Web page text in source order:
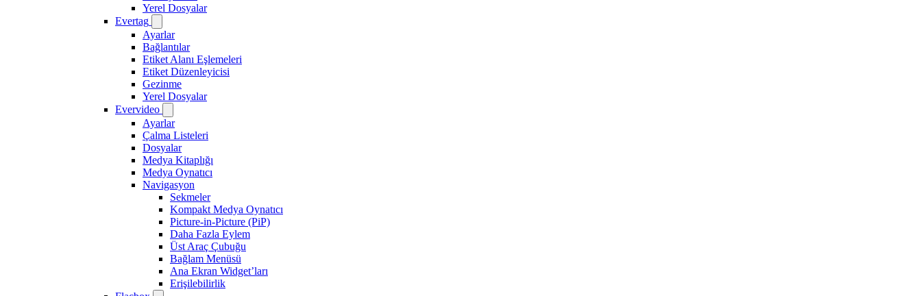
Yerel Dosyalar
Evertag
Ayarlar
Bağlantılar
Etiket Alanı Eşlemeleri
Etiket Düzenleyicisi
Gezinme
Yerel Dosyalar
Evervideo
Ayarlar
Çalma Listeleri
Dosyalar
Medya Kitaplığı
Medya Oynatıcı
Navigasyon
Sekmeler
Kompakt Medya Oynatıcı
Picture-in-Picture (PiP)
Daha Fazla Eylem
Üst Araç Çubuğu
Bağlam Menüsü
Ana Ekran Widget’ları
Erişilebilirlik